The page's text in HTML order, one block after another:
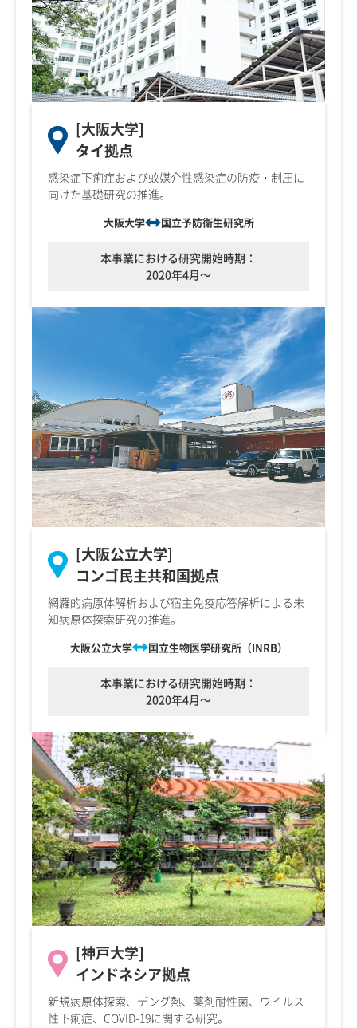
[大阪大学]
タイ拠点
感染症下痢症および蚊媒介性感染症の防疫・制圧に
向けた基礎研究の推進。
大阪大学 国立予防衛生研究所
本事業における研究開始時期：
2020年4月～
[大阪公立大学]
コンゴ民主共和国拠点
網羅的病原体解析および宿主免疫応答解析による未
知病原体探索研究の推進。
大阪公立大学 国立生物医学研究所（INRB）
本事業における研究開始時期：
2020年4月～
[神戸大学]
インドネシア拠点
新規病原体探索、デング熱、薬剤耐性菌、ウイルス
性下痢症、COVID-19に関する研究。